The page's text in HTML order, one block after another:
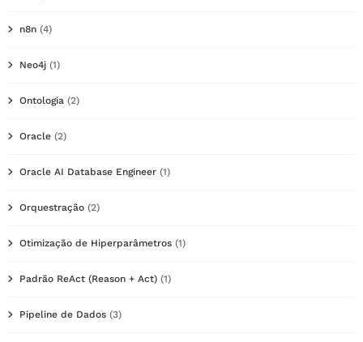
n8n (4)
Neo4j (1)
Ontologia (2)
Oracle (2)
Oracle AI Database Engineer (1)
Orquestração (2)
Otimização de Hiperparâmetros (1)
Padrão ReAct (Reason + Act) (1)
Pipeline de Dados (3)